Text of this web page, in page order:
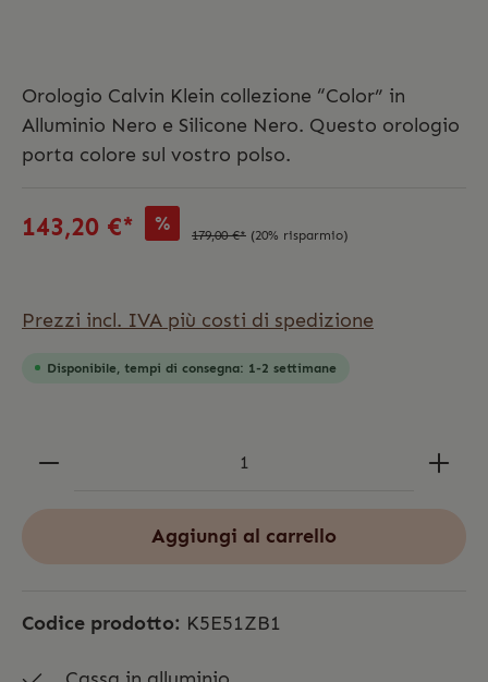
Orologio Calvin Klein collezione “Color” in
Alluminio Nero e Silicone Nero. Questo orologio
porta colore sul vostro polso.
143,20 €* % 179,00 €* (20% risparmio)
Prezzi incl. IVA più costi di spedizione
Disponibile, tempi di consegna: 1-2 settimane
Aggiungi al carrello
Codice prodotto: K5E51ZB1